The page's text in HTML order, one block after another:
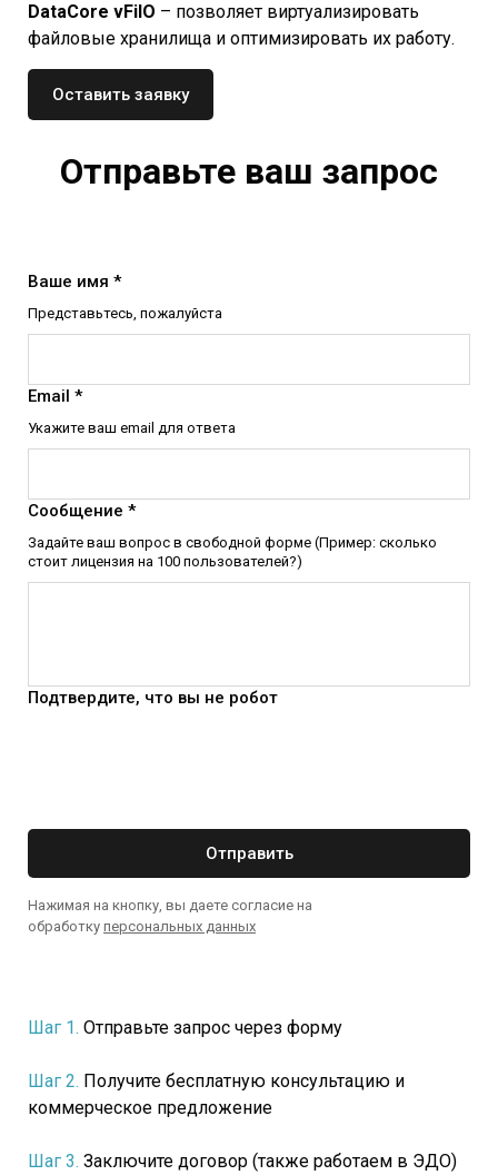
DataCore vFilO – позволяет виртуализировать
файловые хранилища и оптимизировать их работу.
Оставить заявку
Отправьте ваш запрос
Шаг 1. Отправьте запрос через форму
Шаг 2. Получите бесплатную консультацию и
коммерческое предложение
Шаг 3. Заключите договор (также работаем в ЭДО)
Ваше имя *
Представьтесь, пожалуйста
Email *
Укажите ваш email для ответа
Сообщение *
Задайте ваш вопрос в свободной форме (Пример: сколько
стоит лицензия на 100 пользователей?)
Подтвердите, что вы не робот
Отправить
Нажимая на кнопку, вы даете согласие на
обработку персональных данных